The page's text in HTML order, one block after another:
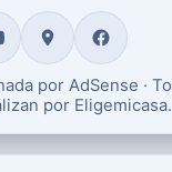
por AdSense ·
por Eligemicasa.